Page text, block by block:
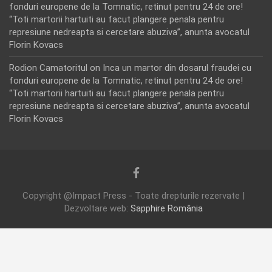
fonduri europene de la Tomnatic, retinut pentru 24 de ore!
“Toti martorii hartuiti au facut plangere penala pentru
represiune nedreapta si cercetare abuziva”, anunta avocatul
Florin Kovacs
Rodion Camatoritul on Inca un martor din dosarul fraudei cu
fonduri europene de la Tomnatic, retinut pentru 24 de ore!
“Toti martorii hartuiti au facut plangere penala pentru
represiune nedreapta si cercetare abuziva”, anunta avocatul
Florin Kovacs
Copyright @Impact Press - Toate drepturile rezervate |
Dezvoltare web: Sapphire România